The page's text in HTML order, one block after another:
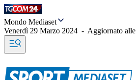
Mondo Mediaset
Venerdì 29 Marzo 2024 - Aggiornato alle